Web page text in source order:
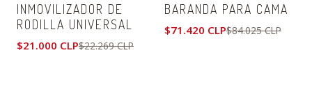
INMOVILIZADOR DE
RODILLA UNIVERSAL
$21.000 CLP$22.269 CLP
Exhausted
BARANDA PARA CAMA
$71.420 CLP$84.025 CLP